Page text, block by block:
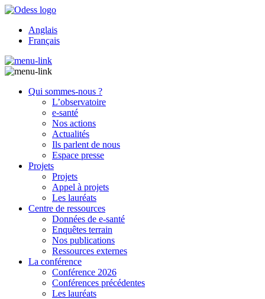
Anglais
Français
Qui sommes-nous ?
L’observatoire
e-santé
Nos actions
Actualités
Ils parlent de nous
Espace presse
Projets
Projets
Appel à projets
Les lauréats
Centre de ressources
Données de e-santé
Enquêtes terrain
Nos publications
Ressources externes
La conférence
Conférence 2026
Conférences précédentes
Les lauréats